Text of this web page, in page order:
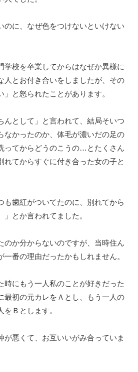
のに、なぜ色をつけないといけない
学校を卒業してからはなぜか異様に
人とお付き合いをしましたが、その
と怒られたことがあります。
んとして」と言われて、結局そいつ
なかったのか、体毛が濃いだの足の
ってからどうのこうの…とたくさん
れてからすぐに付き合った女の子と
も歯紅がついてたのに、別れてから
とか言われてました。
のか分からないのですが、当時住ん
番の理由だったかもしれません。
時にもう一人私のことが好きだった
最初の元カレをＡとし、もう一人の
Ｂとします。
が悪くて、お互いいがみ合っていま